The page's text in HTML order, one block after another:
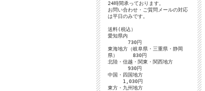
24時間承っております。
お問い合わせ・ご質問メールの対応
は平日のみです。
送料(税込）
愛知県内
730円
東海地方（岐阜県・三重県・静岡
県） 830円
北陸・信越・関東・関西地方
930円
中国・四国地方
1,030円
東方・九州地方